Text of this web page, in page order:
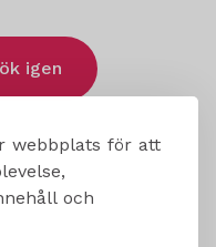
webbplats för att
och
igen